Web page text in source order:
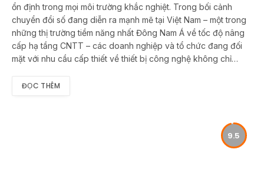
ổn định trong mọi môi trường khắc nghiệt. Trong bối cảnh
chuyển đổi số đang diễn ra mạnh mẽ tại Việt Nam – một trong
những thị trường tiềm năng nhất Đông Nam Á về tốc độ nâng
cấp hạ tầng CNTT – các doanh nghiệp và tổ chức đang đối
mặt với nhu cầu cấp thiết về thiết bị công nghệ không chỉ…
ĐỌC THÊM
9.5